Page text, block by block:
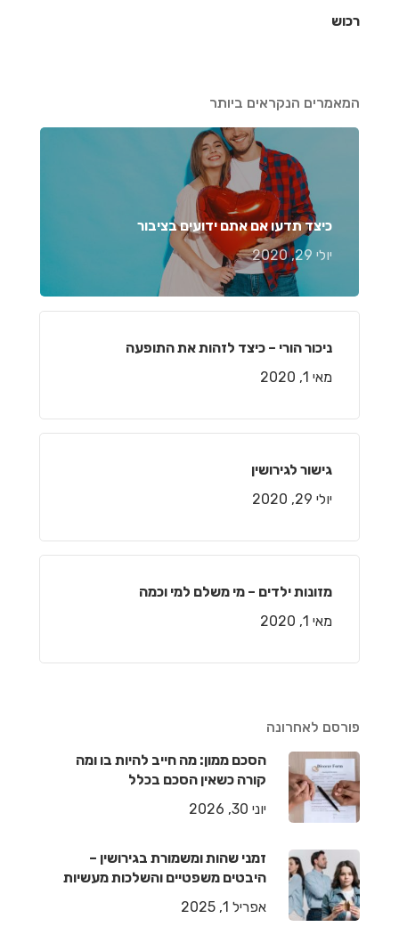
רכוש
המאמרים הנקראים ביותר
כיצד תדעו אם אתם ידועים בציבור
יולי 29, 2020
ניכור הורי – כיצד לזהות את התופעה
מאי 1, 2020
גישור לגירושין
יולי 29, 2020
מזונות ילדים – מי משלם למי וכמה
מאי 1, 2020
פורסם לאחרונה
הסכם ממון: מה חייב להיות בו ומה
קורה כשאין הסכם בכלל
יוני 30, 2026
זמני שהות ומשמורת בגירושין –
היבטים משפטיים והשלכות מעשיות
אפריל 1, 2025